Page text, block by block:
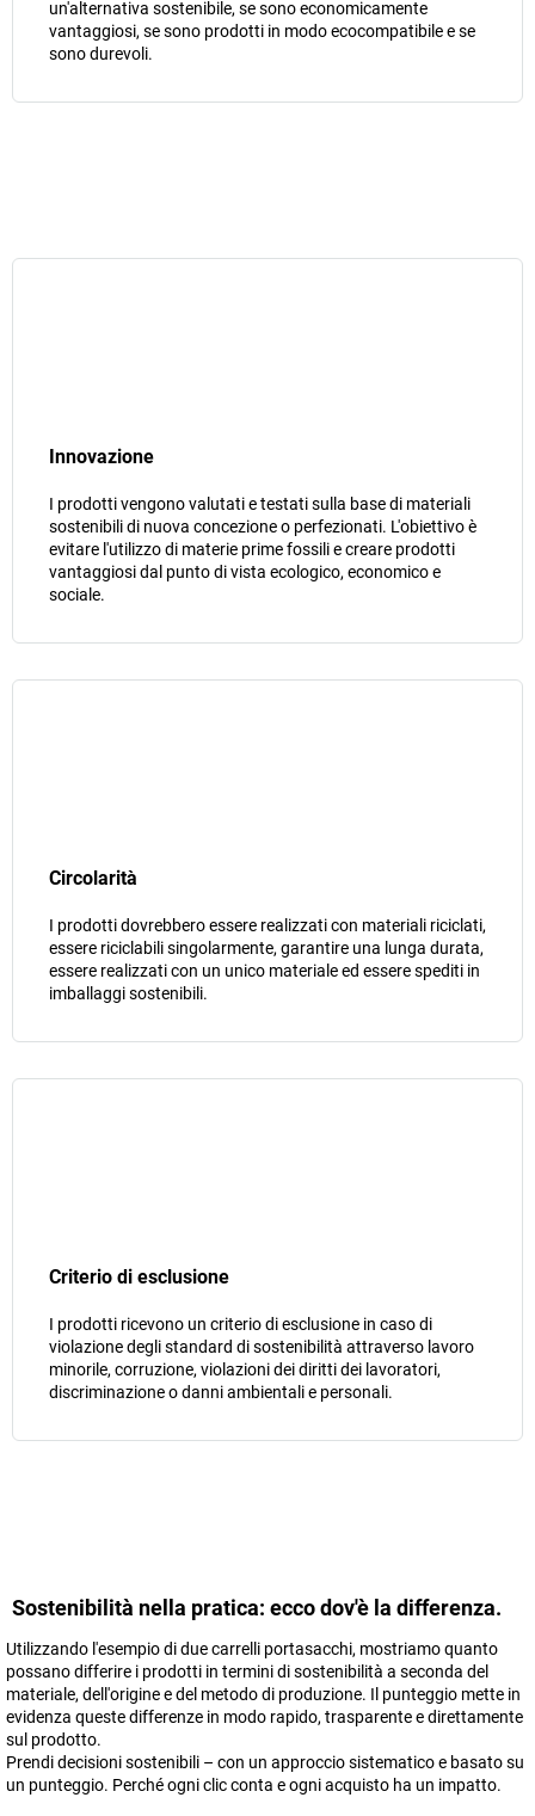
un'alternativa sostenibile, se sono economicamente
vantaggiosi, se sono prodotti in modo ecocompatibile e se
sono durevoli.
Innovazione
I prodotti vengono valutati e testati sulla base di materiali
sostenibili di nuova concezione o perfezionati. L'obiettivo è
evitare l'utilizzo di materie prime fossili e creare prodotti
vantaggiosi dal punto di vista ecologico, economico e
sociale.
Circolarità
I prodotti dovrebbero essere realizzati con materiali riciclati,
essere riciclabili singolarmente, garantire una lunga durata,
essere realizzati con un unico materiale ed essere spediti in
imballaggi sostenibili.
Criterio di esclusione
I prodotti ricevono un criterio di esclusione in caso di
violazione degli standard di sostenibilità attraverso lavoro
minorile, corruzione, violazioni dei diritti dei lavoratori,
discriminazione o danni ambientali e personali.
Sostenibilità nella pratica: ecco dov'è la differenza.
Utilizzando l'esempio di due carrelli portasacchi, mostriamo quanto
possano differire i prodotti in termini di sostenibilità a seconda del
materiale, dell'origine e del metodo di produzione. Il punteggio mette in
evidenza queste differenze in modo rapido, trasparente e direttamente
sul prodotto.
Prendi decisioni sostenibili – con un approccio sistematico e basato su
un punteggio. Perché ogni clic conta e ogni acquisto ha un impatto.